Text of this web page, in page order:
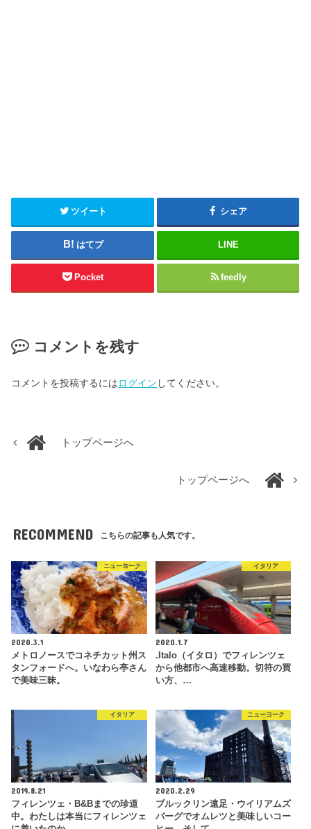
ツイート シェア
はてブ LINE
Pocket feedly
コメントを残す
コメントを投稿するにはログイン してください。
トップページへ
トップページへ
RECOMMEND こちらの記事も人気です。
ニューヨーク
2020.3.1
メトロノースでコネチカット州ス
タンフォードへ。いなわら亭さん
で美味三昧。
イタリア
2020.1.7
.Italo（イタロ）でフィレンツェ
から他都市へ高速移動。切符の買
い方、…
イタリア
2019.8.21
フィレンツェ・B&Bまでの珍道
中。わたしは本当にフィレンツェ
ニューヨーク
2020.2.29
ブルックリン遠足・ウイリアムズ
バーグでオムレツと美味しいコー